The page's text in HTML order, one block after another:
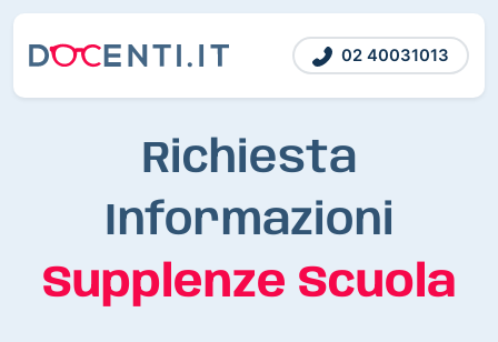
02 40031013
Richiesta
Informazioni
Supplenze Scuola